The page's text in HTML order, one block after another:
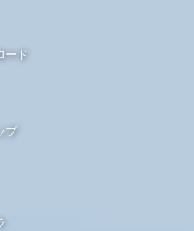
ード
プ